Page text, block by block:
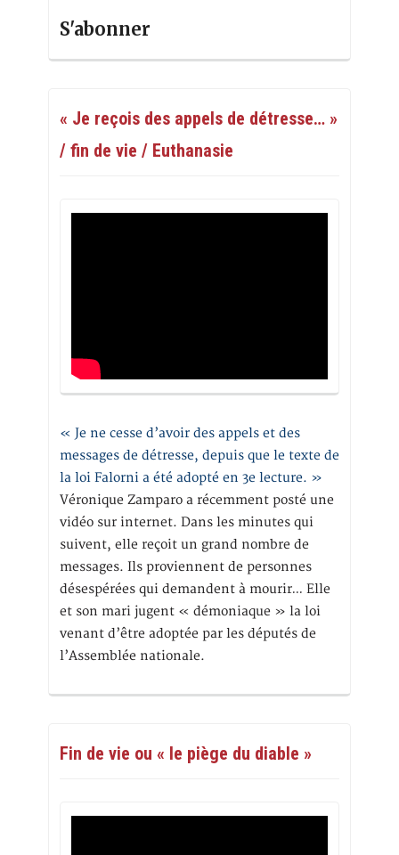
S'abonner
« Je reçois des appels de détresse… »
/ fin de vie / Euthanasie
« Je ne cesse d’avoir des appels et des
messages de détresse, depuis que le texte de
la loi Falorni a été adopté en 3e lecture. »
Véronique Zamparo a récemment posté une
vidéo sur internet. Dans les minutes qui
suivent, elle reçoit un grand nombre de
messages. Ils proviennent de personnes
désespérées qui demandent à mourir… Elle
et son mari jugent « démoniaque » la loi
venant d’être adoptée par les députés de
l’Assemblée nationale.
Fin de vie ou « le piège du diable »